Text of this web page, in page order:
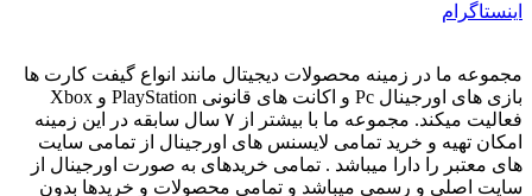
اینستاگرام
مجموعه ما در زمینه محصولات دیجیتال مانند انواع گیفت کارت ها
بازی های اورجینال Pc و اکانت های قانونی PlayStation و Xbox
فعالیت میکند. مجموعه ما با بیشتر از ۷ سال سابقه در این زمینه
امکان تهیه و خرید تمامی لایسنس های اورجینال از تمامی سایت
های معتبر را دارا میباشد . تمامی خریدهای به صورت اورجینال از
سایت اصلی و رسمی میباشد و تمامی محصولات و خریدها بدون